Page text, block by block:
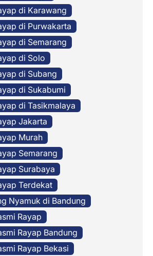
di Karawang
di Purwakarta
di Semarang
di Solo
di Subang
di Sukabumi
di Tasikmalaya
Jakarta
Murah
Semarang
Surabaya
Terdekat
Nyamuk di Bandung
Rayap
Rayap Bandung
Rayap Bekasi